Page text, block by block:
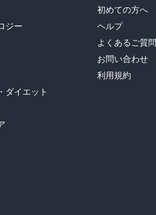
ジー
ダイエット
初めての方へ
ヘルプ
よくあるご質問
お問い合わせ
利用規約